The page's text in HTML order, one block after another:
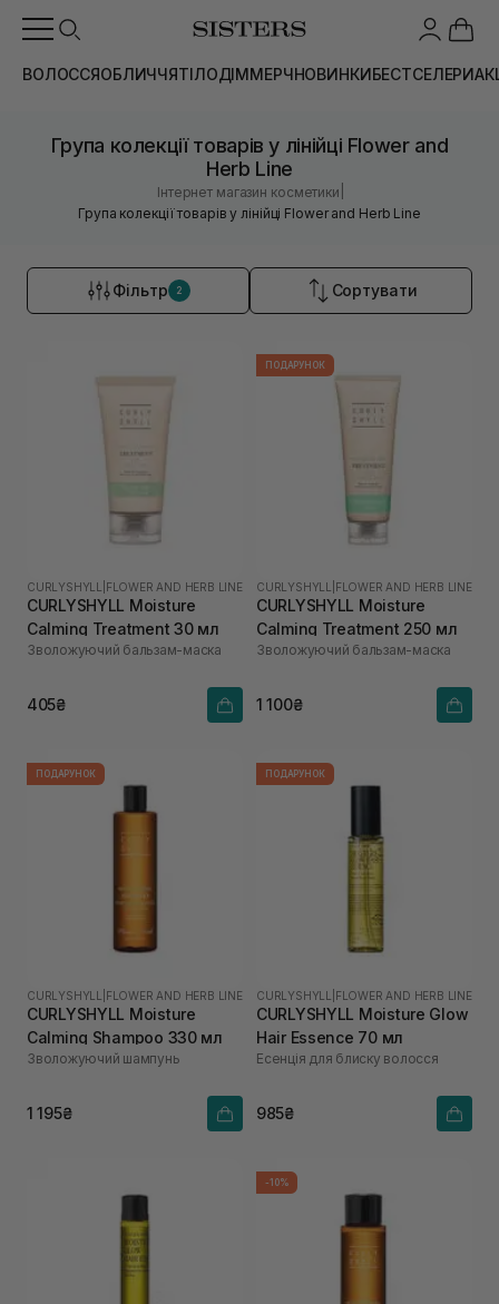
ВОЛОССЯОБЛИЧЧЯТІЛОДІММЕРЧНОВИНКИБЕСТСЕЛЕРИ
Група колекції товарів у лінійці Flower and
Herb Line
Інтернет магазин косметики
Група колекції товарів у лінійці Flower and Herb Line
Фільтр 2 Сортувати
CURLYSHYLL FLOWER AND HERB LINE
CURLYSHYLL Moisture
Calming Treatment 30 мл
Зволожуючий бальзам-маска
405₴
ПОДАРУНОК
CURLYSHYLL FLOWER AND HERB LINE
CURLYSHYLL Moisture
Calming Treatment 250 мл
Зволожуючий бальзам-маска
1 100₴
ПОДАРУНОК
CURLYSHYLL FLOWER AND HERB LINE
CURLYSHYLL Moisture
Calming Shampoo 330 мл
Зволожуючий шампунь
1 195₴
ПОДАРУНОК
CURLYSHYLL FLOWER AND HERB LINE
CURLYSHYLL Moisture Glow
Hair Essence 70 мл
Есенція для блиску волосся
985₴
-10%